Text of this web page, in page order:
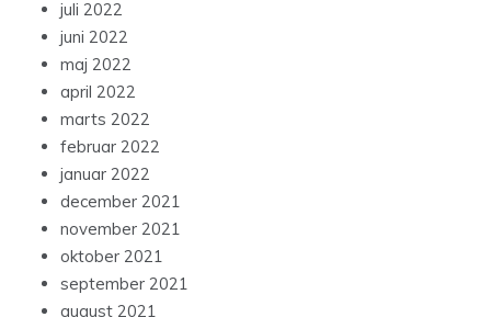
juli 2022
juni 2022
maj 2022
april 2022
marts 2022
februar 2022
januar 2022
december 2021
november 2021
oktober 2021
september 2021
august 2021